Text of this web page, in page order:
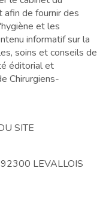
afin de fournir des
et les
informatif sur la
soins et conseils de
éditorial et
Chirurgiens-
SITE
LEVALLOIS